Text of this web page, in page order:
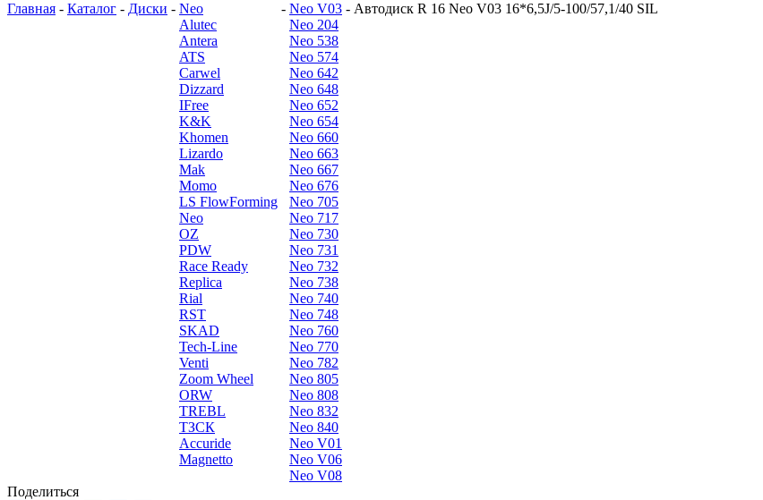
Главная - Каталог - Диски - Neo
Alutec
Antera
ATS
Carwel
Dizzard
IFree
K&K
Khomen
Lizardo
Mak
Momo
LS FlowForming
Neo
OZ
PDW
Race Ready
Replica
Rial
RST
SKAD
Tech-Line
Venti
Zoom Wheel
ORW
TREBL
ТЗСК
Accuride
Magnetto
- Neo V03
Neo 204
Neo 538
Neo 574
Neo 642
Neo 648
Neo 652
Neo 654
Neo 660
Neo 663
Neo 667
Neo 676
Neo 705
Neo 717
Neo 730
Neo 731
Neo 732
Neo 738
Neo 740
Neo 748
Neo 760
Neo 770
Neo 782
Neo 805
Neo 808
Neo 832
Neo 840
Neo V01
Neo V06
Neo V08
- Автодиск R 16 Neo V03 16*6,5J/5-100/57,1/40 SIL
Поделиться